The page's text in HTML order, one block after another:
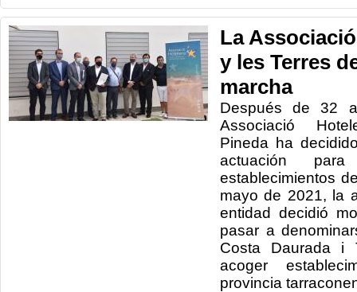
La
y les Terres
marcha
Después de 32
Associació
Pineda ha
actuación
establecimientos
mayo de 2021, la
entidad decidió
pasar a
Costa Daurada i
acoger
provincia